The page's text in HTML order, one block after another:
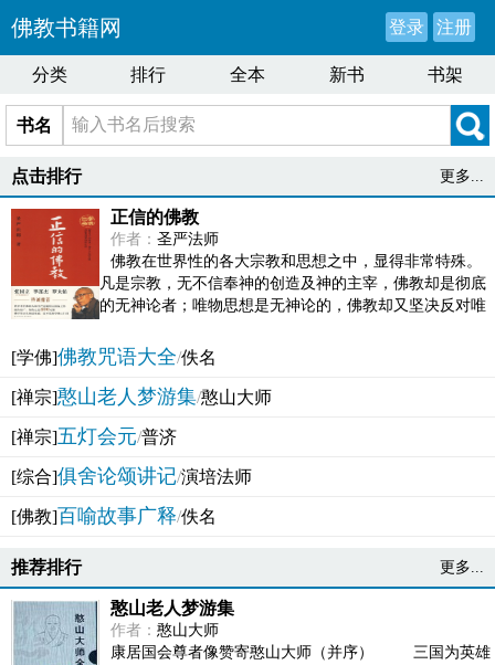
佛教书籍网 登录 注册
分类 排行 全本 新书 书架
书名
点击排行 更多...
正信的佛教
作者： 圣严法师
佛教在世界性的各大宗教和思想之中，显得非常特殊。
凡是宗教，无不信奉神的创造及神的主宰，佛教却是彻底
的无神论者；唯物思想是无神论的，佛教却又坚决反对唯
[学佛]佛教咒语大全/佚名
[禅宗]憨山老人梦游集/憨山大师
[禅宗]五灯会元/普济
[综合]俱舍论颂讲记/演培法师
[佛教]百喻故事广释/佚名
推荐排行 更多...
憨山老人梦游集
作者： 憨山大师
康居国会尊者像赞寄憨山大师（并序） 三国为英雄